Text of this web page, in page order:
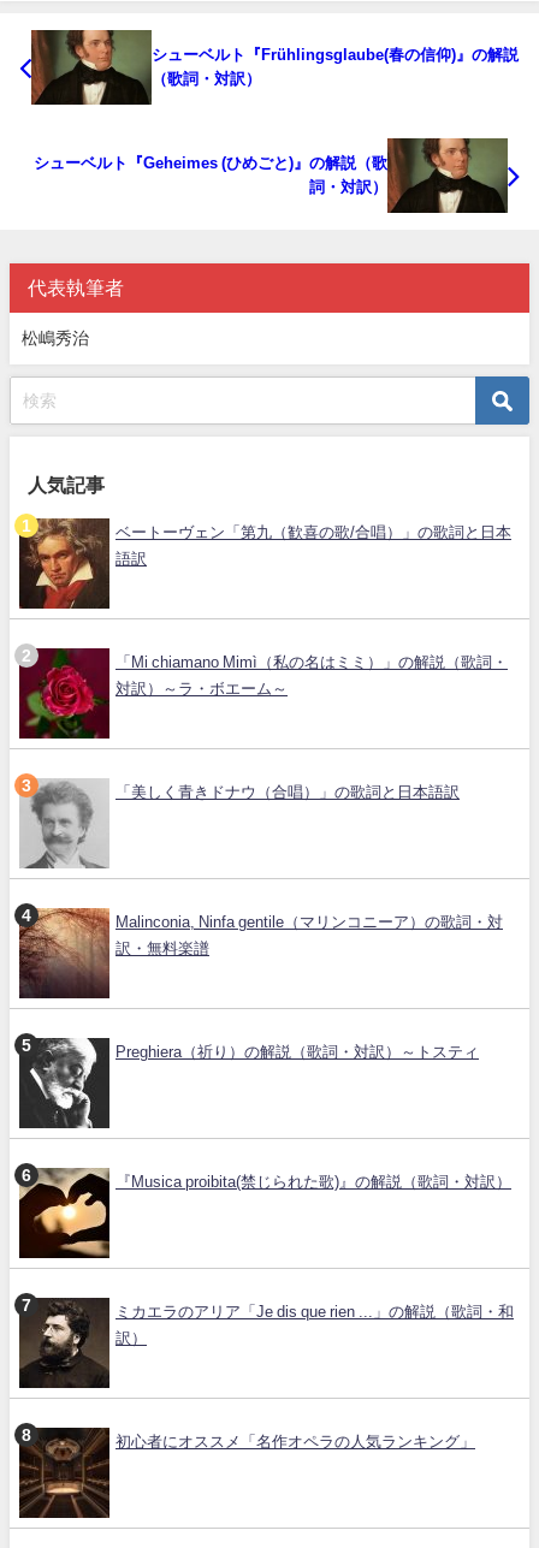
シューベルト『Frühlingsglaube(春の信仰)』の解説
（歌詞・対訳）
シューベルト『Geheimes (ひめごと)』の解説（歌
詞・対訳）
代表執筆者
松嶋秀治
人気記事
ベートーヴェン「第九（歓喜の歌/合唱）」の歌詞と日本
語訳
「Mi chiamano Mimì（私の名はミミ）」の解説（歌詞・
対訳）～ラ・ボエーム～
「美しく青きドナウ（合唱）」の歌詞と日本語訳
Malinconia, Ninfa gentile（マリンコニーア）の歌詞・対
訳・無料楽譜
Preghiera（祈り）の解説（歌詞・対訳）～トスティ
『Musica proibita(禁じられた歌)』の解説（歌詞・対訳）
ミカエラのアリア「Je dis que rien ...」の解説（歌詞・和
訳）
初心者にオススメ「名作オペラの人気ランキング」